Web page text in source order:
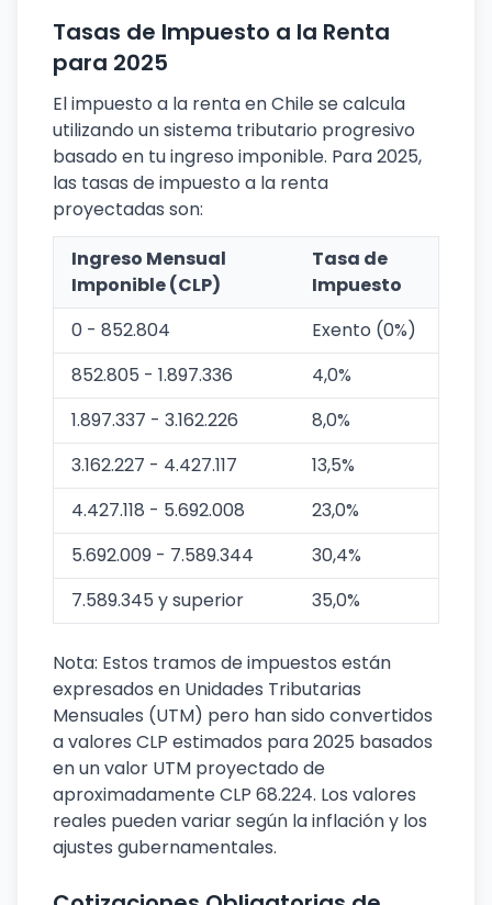
Tasas de Impuesto a la Renta
para 2025
El impuesto a la renta en Chile se calcula
utilizando un sistema tributario progresivo
basado en tu ingreso imponible. Para 2025,
las tasas de impuesto a la renta
proyectadas son:
Ingreso Mensual
Imponible (CLP)
Tasa de
Impuesto
0 - 852.804
Exento (0%)
852.805 - 1.897.336
4,0%
1.897.337 - 3.162.226
8,0%
3.162.227 - 4.427.117
13,5%
4.427.118 - 5.692.008
23,0%
5.692.009 - 7.589.344
30,4%
7.589.345 y superior
35,0%
Nota: Estos tramos de impuestos están
expresados en Unidades Tributarias
Mensuales (UTM) pero han sido convertidos
a valores CLP estimados para 2025 basados
en un valor UTM proyectado de
aproximadamente CLP 68.224. Los valores
reales pueden variar según la inflación y los
ajustes gubernamentales.